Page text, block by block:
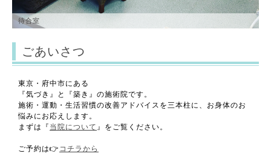
待合室
ごあいさつ
東京・府中市にある
『気づき』と『築き』の施術院です。
施術・運動・生活習慣の改善アドバイスを三本柱に、お身体のお
悩みにお応えします。
まずは『 当院について 』をご覧ください。
ご予約は👉 コチラから